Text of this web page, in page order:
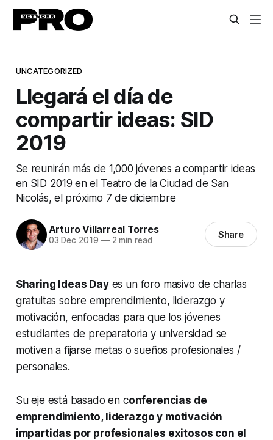
UNCATEGORIZED
Llegará el día de
compartir ideas: SID
2019
Se reunirán más de 1,000 jóvenes a compartir ideas
en SID 2019 en el Teatro de la Ciudad de San
Nicolás, el próximo 7 de diciembre
Arturo Villarreal Torres
03 Dec 2019 —2 min read Share
Sharing Ideas Dayes un foro masivo de charlas
gratuitas sobre emprendimiento, liderazgo y
motivación, enfocadas para que los jóvenes
estudiantes de preparatoria y universidad se
motiven a fijarse metas o sueños profesionales /
personales.
Su eje está basado en conferencias de
emprendimiento, liderazgo y motivación
impartidas por profesionales exitosos con el